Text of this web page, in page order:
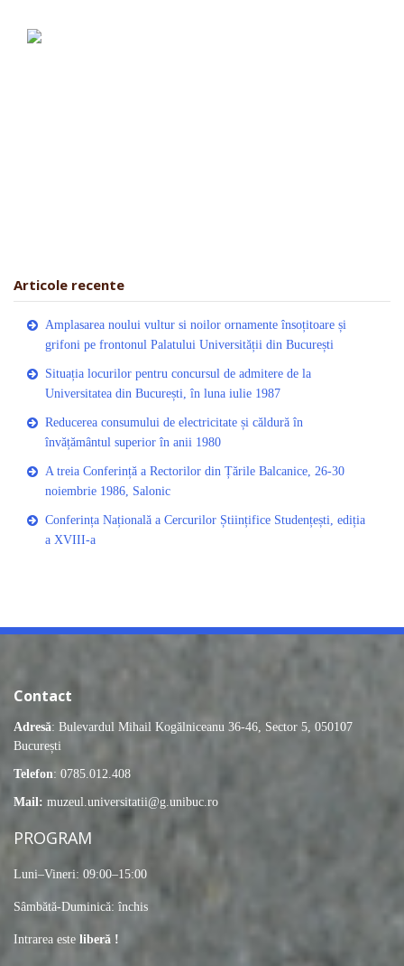
Articole recente
Amplasarea noului vultur si noilor ornamente însoțitoare și
grifoni pe frontonul Palatului Universității din București
Situația locurilor pentru concursul de admitere de la
Universitatea din București, în luna iulie 1987
Reducerea consumului de electricitate și căldură în
învățământul superior în anii 1980
A treia Conferință a Rectorilor din Țările Balcanice, 26-30
noiembrie 1986, Salonic
Conferința Națională a Cercurilor Științifice Studențești, ediția
a XVIII-a
Contact
Adresă: Bulevardul Mihail Kogălniceanu 36-46, Sector 5, 050107
București
Telefon: 0785.012.408
Mail: muzeul.universitatii@g.unibuc.ro
PROGRAM
Luni–Vineri: 09:00–15:00
Sâmbătă-Duminică: închis
Intrarea este liberă !